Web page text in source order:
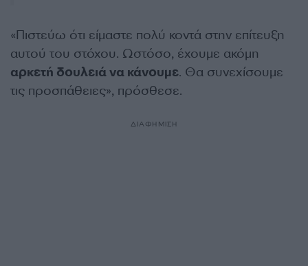
«Πιστεύω ότι είμαστε πολύ κοντά στην επίτευξη
αυτού του στόχου. Ωστόσο, έχουμε ακόμη
αρκετή δουλειά να κάνουμε. Θα συνεχίσουμε
τις προσπάθειες», πρόσθεσε.
ΔΙΑΦΗΜΙΣΗ